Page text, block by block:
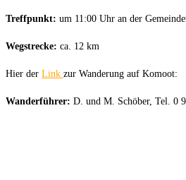
Treffpunkt: um 11:00 Uhr an der
Wegstrecke: ca. 12 km
Hier der Link zur Wanderung auf Komoot:
Wanderführer: D. und M. Schöber, Tel. 0